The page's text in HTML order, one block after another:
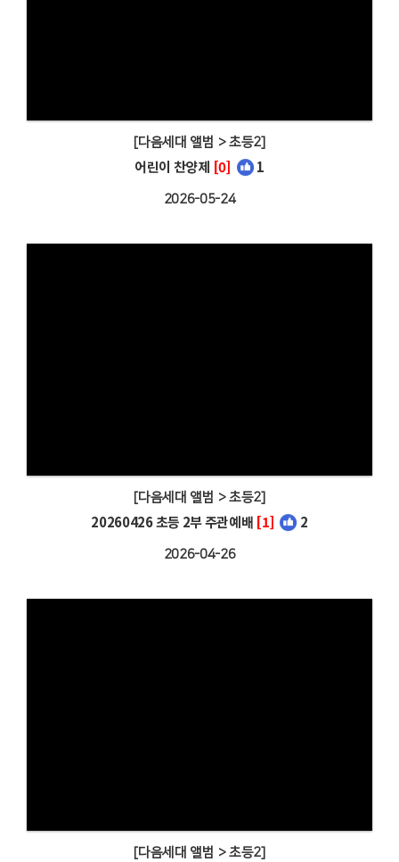
[다음세대 앨범 > 초등2]
어린이 찬양제 [0] 1
2026-05-24
[다음세대 앨범 > 초등2]
20260426 초등 2부 주관예배 [1] 2
2026-04-26
[다음세대 앨범 > 초등2]